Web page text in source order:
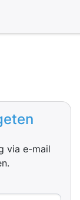
via e-mail